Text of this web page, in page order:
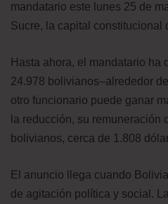
mandatario este lunes 25 de
Sucre, la capital constitucional
Hasta ahora, el mandatario ha
24.978 bolivianos–alrededor
otro funcionario puede ganar
la reducción, su remuneración
bolivianos, cerca de 1.808
El anuncio llega cuando
de agitación política y social.